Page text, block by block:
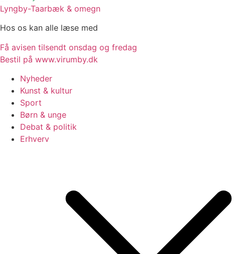
Lyngby-Taarbæk & omegn
Hos os kan alle læse med
Få avisen tilsendt onsdag og fredag
Bestil på www.virumby.dk
Nyheder
Kunst & kultur
Sport
Børn & unge
Debat & politik
Erhverv